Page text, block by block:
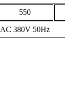
550
AC 380V 50Hz